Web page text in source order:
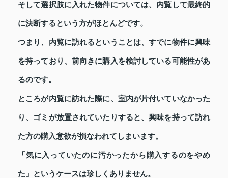
そして選択肢に入れた物件については、内覧して最終的
に決断するという方がほとんどです。
つまり、内覧に訪れるということは、すでに物件に興味
を持っており、前向きに購入を検討している可能性があ
るのです。
ところが内覧に訪れた際に、室内が片付いていなかった
り、ゴミが放置されていたりすると、興味を持って訪れ
た方の購入意欲が損なわれてしまいます。
「気に入っていたのに汚かったから購入するのをやめ
た」というケースは珍しくありません。